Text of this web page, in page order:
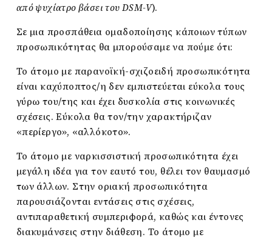
από ψυχίατρο βάσει τουDSM-V).
Σε μια προσπάθεια ομαδοποίησης κάποιων τύπων
προσωπικότητας θα μπορούσαμε να πούμε ότι:
Το άτομο με παρανοϊκή-σχιζοειδή προσωπικότητα
είναι καχύποπτος/η δεν εμπιστεύεται εύκολα τους
γύρω του/της και έχει δυσκολία στις κοινωνικές
σχέσεις. Εύκολα θα τον/την χαρακτήριζαν
«περίεργο», «αλλόκοτο».
Το άτομο με ναρκισσιστική προσωπικότητα έχει
μεγάλη ιδέα για τον εαυτό του, θέλει τον θαυμασμό
των άλλων. Στην οριακή προσωπικότητα
παρουσιάζονται εντάσεις στις σχέσεις,
αντιπαραθετική συμπεριφορά, καθώς και έντονες
διακυμάνσεις στην διάθεση. Το άτομο με